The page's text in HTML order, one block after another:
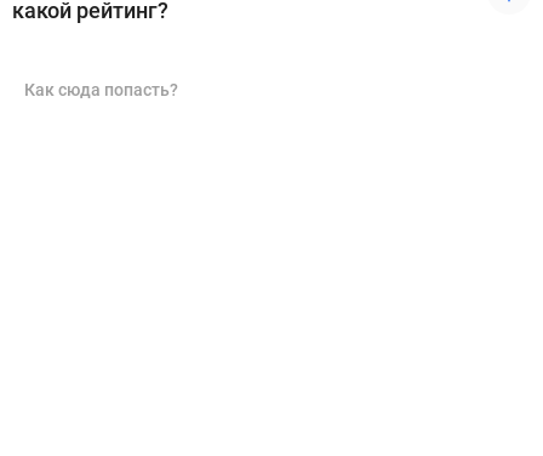
какой рейтинг?
Как сюда попасть?